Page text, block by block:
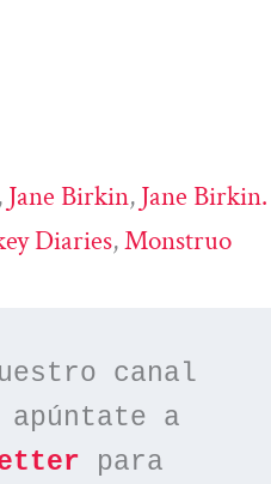
, Jane Birkin, Jane Birkin.
Diaries, Monstruo
canal
apúntate a
para